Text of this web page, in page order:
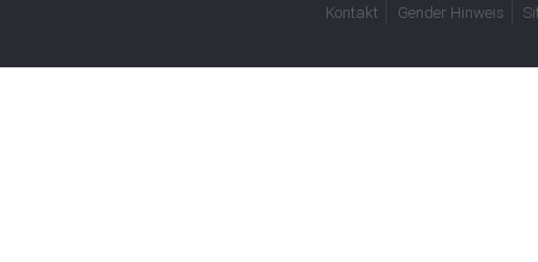
Kontakt
Gender Hinweis